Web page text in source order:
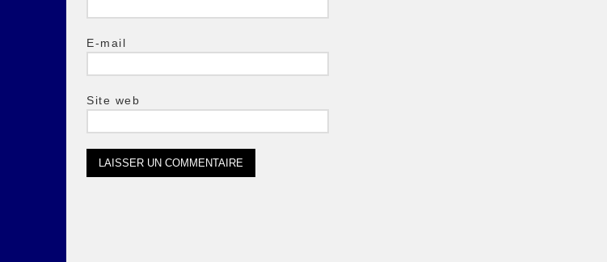
E-mail
Site web